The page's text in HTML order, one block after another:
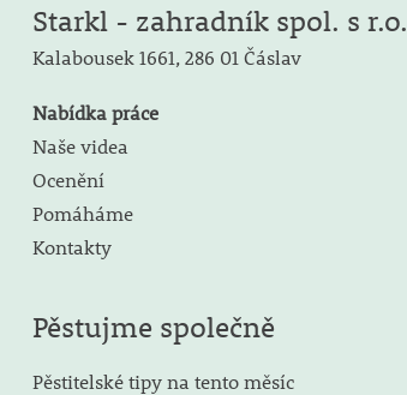
Starkl - zahradník spol. s r.o.
Kalabousek 1661, 286 01 Čáslav
Nabídka práce
Naše videa
Ocenění
Pomáháme
Kontakty
Pěstujme společně
Pěstitelské tipy na tento měsíc